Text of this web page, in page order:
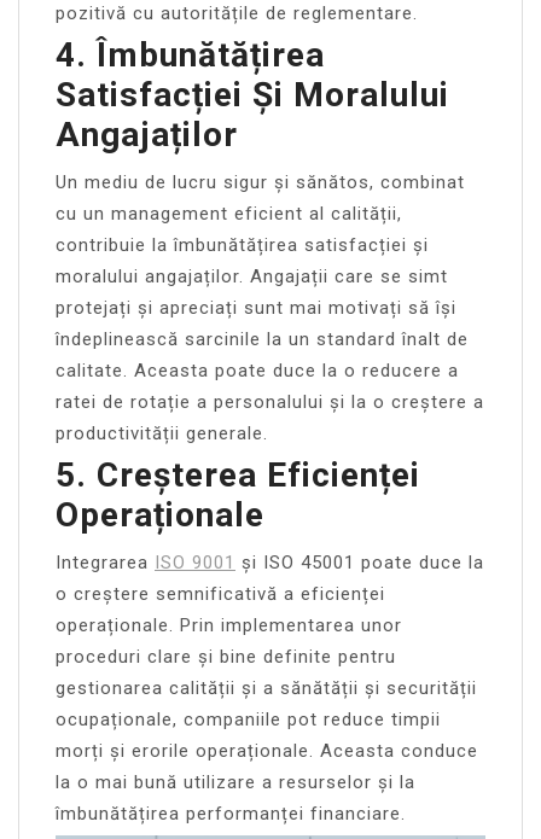
pozitivă cu autoritățile de reglementare.
4. Îmbunătățirea
Satisfacției Și Moralului
Angajaților
Un mediu de lucru sigur și sănătos, combinat
cu un management eficient al calității,
contribuie la îmbunătățirea satisfacției și
moralului angajaților. Angajații care se simt
protejați și apreciați sunt mai motivați să își
îndeplinească sarcinile la un standard înalt de
calitate. Aceasta poate duce la o reducere a
ratei de rotație a personalului și la o creștere a
productivității generale.
5. Creșterea Eficienței
Operaționale
Integrarea ISO 9001 și ISO 45001 poate duce la
o creștere semnificativă a eficienței
operaționale. Prin implementarea unor
proceduri clare și bine definite pentru
gestionarea calității și a sănătății și securității
ocupaționale, companiile pot reduce timpii
morți și erorile operaționale. Aceasta conduce
la o mai bună utilizare a resurselor și la
îmbunătățirea performanței financiare.